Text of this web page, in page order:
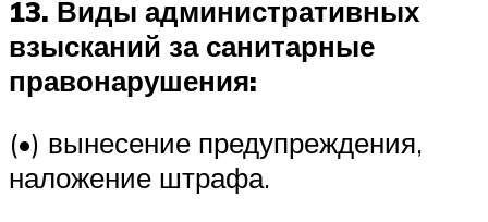
13. Виды административных
взысканий за санитарные
правонарушения:
(•) вынесение предупреждения,
наложение штрафа.